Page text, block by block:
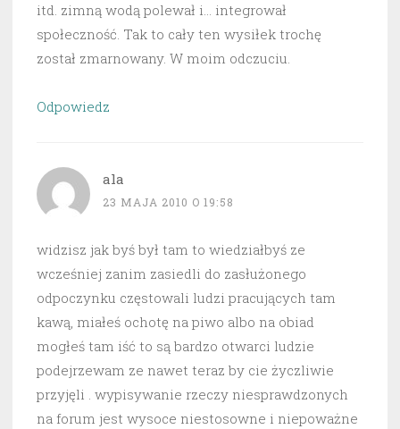
itd. zimną wodą polewał i… integrował
społeczność. Tak to cały ten wysiłek trochę
został zmarnowany. W moim odczuciu.
Odpowiedz
ala
23 MAJA 2010 O 19:58
widzisz jak byś był tam to wiedziałbyś ze
wcześniej zanim zasiedli do zasłużonego
odpoczynku częstowali ludzi pracujących tam
kawą, miałeś ochotę na piwo albo na obiad
mogłeś tam iść to są bardzo otwarci ludzie
podejrzewam ze nawet teraz by cie życzliwie
przyjęli . wypisywanie rzeczy niesprawdzonych
na forum jest wysoce niestosowne i niepoważne